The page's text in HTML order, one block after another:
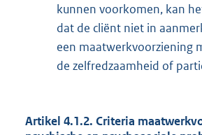
kunnen voorkomen, kan
dat de cliënt niet in
een maatwerkvoorziening
de zelfredzaamheid of
Artikel 4.1.2. Criteria